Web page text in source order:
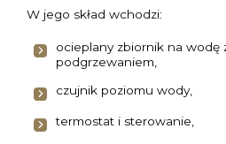
W jego skład wchodzi:
ocieplany zbiornik na wodę
podgrzewaniem,
czujnik poziomu wody,
termostat i sterowanie,